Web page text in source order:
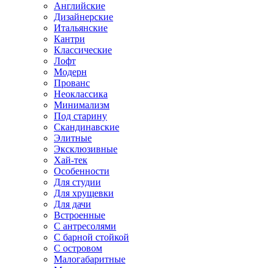
Английские
Дизайнерские
Итальянские
Кантри
Классические
Лофт
Модерн
Прованс
Неоклассика
Минимализм
Под старину
Скандинавские
Элитные
Эксклюзивные
Хай-тек
Особенности
Для студии
Для хрущевки
Для дачи
Встроенные
С антресолями
С барной стойкой
С островом
Малогабаритные